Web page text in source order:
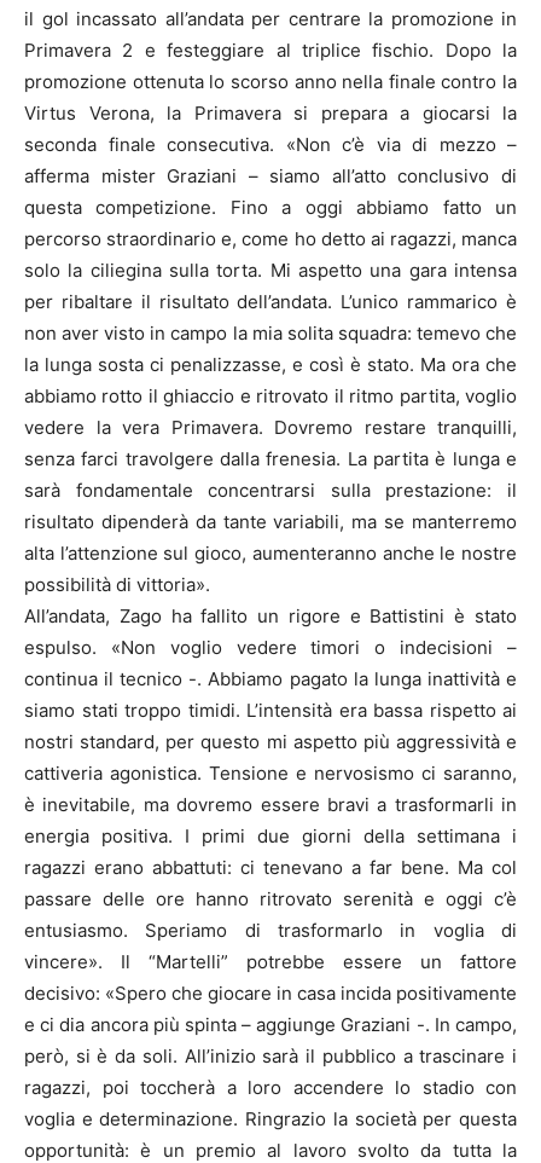
il gol incassato all’andata per centrare la promozione in
Primavera 2 e festeggiare al triplice fischio. Dopo la
promozione ottenuta lo scorso anno nella finale contro la
Virtus Verona, la Primavera si prepara a giocarsi la
seconda finale consecutiva. «Non c’è via di mezzo –
afferma mister Graziani – siamo all’atto conclusivo di
questa competizione. Fino a oggi abbiamo fatto un
percorso straordinario e, come ho detto ai ragazzi, manca
solo la ciliegina sulla torta. Mi aspetto una gara intensa
per ribaltare il risultato dell’andata. L’unico rammarico è
non aver visto in campo la mia solita squadra: temevo che
la lunga sosta ci penalizzasse, e così è stato. Ma ora che
abbiamo rotto il ghiaccio e ritrovato il ritmo partita, voglio
vedere la vera Primavera. Dovremo restare tranquilli,
senza farci travolgere dalla frenesia. La partita è lunga e
sarà fondamentale concentrarsi sulla prestazione: il
risultato dipenderà da tante variabili, ma se manterremo
alta l’attenzione sul gioco, aumenteranno anche le nostre
possibilità di vittoria».
All’andata, Zago ha fallito un rigore e Battistini è stato
espulso. «Non voglio vedere timori o indecisioni –
continua il tecnico -. Abbiamo pagato la lunga inattività e
siamo stati troppo timidi. L’intensità era bassa rispetto ai
nostri standard, per questo mi aspetto più aggressività e
cattiveria agonistica. Tensione e nervosismo ci saranno,
è inevitabile, ma dovremo essere bravi a trasformarli in
energia positiva. I primi due giorni della settimana i
ragazzi erano abbattuti: ci tenevano a far bene. Ma col
passare delle ore hanno ritrovato serenità e oggi c’è
entusiasmo. Speriamo di trasformarlo in voglia di
vincere». Il “Martelli” potrebbe essere un fattore
decisivo: «Spero che giocare in casa incida positivamente
e ci dia ancora più spinta – aggiunge Graziani -. In campo,
però, si è da soli. All’inizio sarà il pubblico a trascinare i
ragazzi, poi toccherà a loro accendere lo stadio con
voglia e determinazione. Ringrazio la società per questa
opportunità: è un premio al lavoro svolto da tutta la